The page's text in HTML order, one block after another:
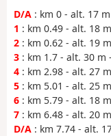
D/A : km 0 - alt. 17
1 : km 0.49 - alt. 18
2 : km 0.62 - alt. 19
3 : km 1.7 - alt. 30 m
4 : km 2.98 - alt. 27
5 : km 5.01 - alt. 25
6 : km 5.79 - alt. 18
7 : km 6.48 - alt. 20
D/A : km 7.74 - alt.